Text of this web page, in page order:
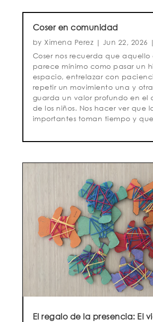
Coser en comunidad
by Ximena Perez | Jun 22, 2026 |
Coser nos recuerda que aquello
parece mínimo como pasar un
espacio, entrelazar con
repetir un movimiento una y
guarda un valor profundo en el
de los niños. Nos hacer ver que
importantes toman tiempo y
El regalo de la presencia: El